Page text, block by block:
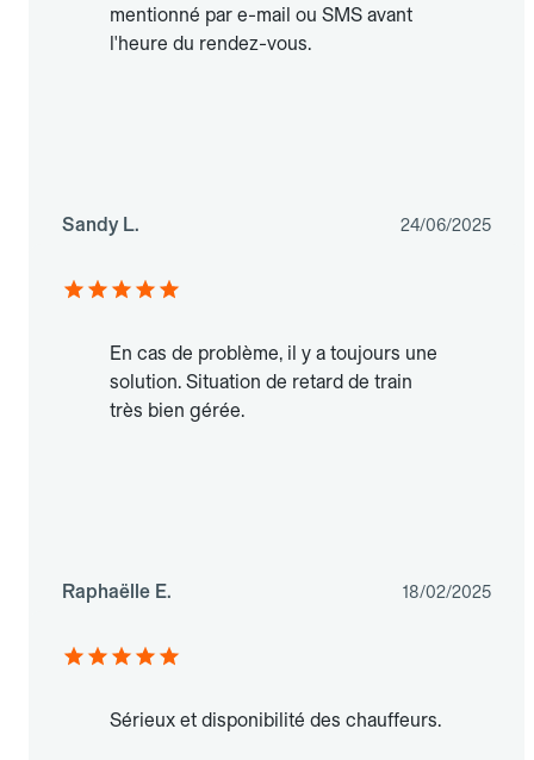
mentionné par e-mail ou SMS avant
l'heure du rendez-vous.
Sandy L. 24/06/2025
En cas de problème, il y a toujours une
solution. Situation de retard de train
très bien gérée.
Raphaëlle E. 18/02/2025
Sérieux et disponibilité des chauffeurs.